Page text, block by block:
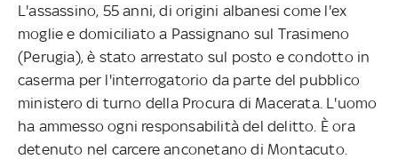
L'assassino, 55 anni, di origini albanesi come l'ex
moglie e domiciliato a Passignano sul Trasimeno
(Perugia), è stato arrestato sul posto e condotto in
caserma per l'interrogatorio da parte del pubblico
ministero di turno della Procura di Macerata. L'uomo
ha ammesso ogni responsabilità del delitto. È ora
detenuto nel carcere anconetano di Montacuto.